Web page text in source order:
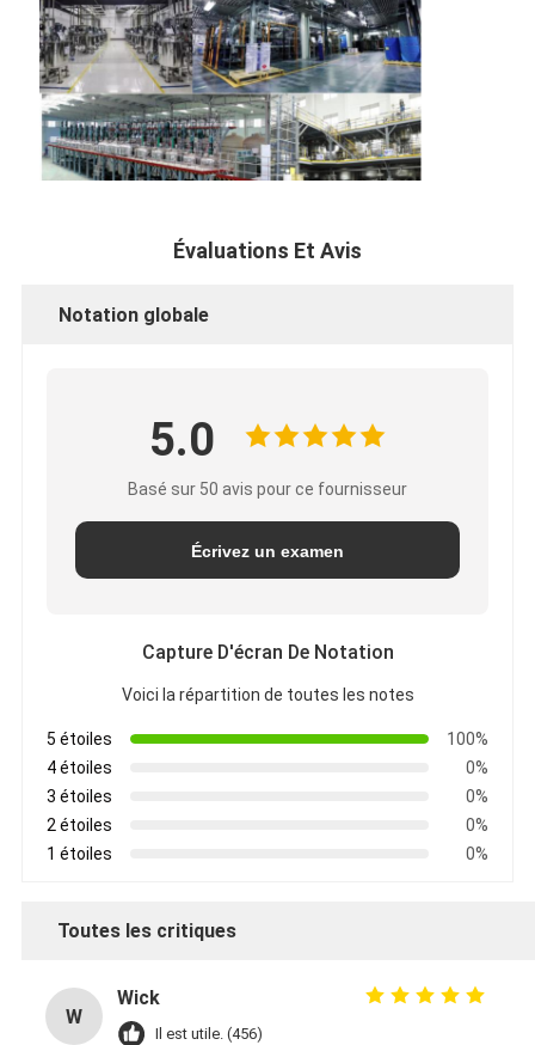
Évaluations Et Avis
Notation globale
5.0
Basé sur 50 avis pour ce fournisseur
Écrivez un examen
Capture D'écran De Notation
Voici la répartition de toutes les notes
5 étoiles
100%
4 étoiles
0%
3 étoiles
0%
2 étoiles
0%
1 étoiles
0%
Toutes les critiques
W
Wick
Il est utile. (456)